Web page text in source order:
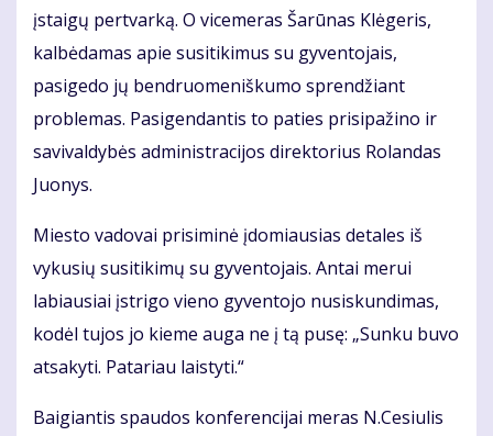
įstaigų pertvarką. O vicemeras Šarūnas Klėgeris,
kalbėdamas apie susitikimus su gyventojais,
pasigedo jų bendruomeniškumo sprendžiant
problemas. Pasigendantis to paties prisipažino ir
savivaldybės administracijos direktorius Rolandas
Juonys.
Miesto vadovai prisiminė įdomiausias detales iš
vykusių susitikimų su gyventojais. Antai merui
labiausiai įstrigo vieno gyventojo nusiskundimas,
kodėl tujos jo kieme auga ne į tą pusę: „Sunku buvo
atsakyti. Patariau laistyti.“
Baigiantis spaudos konferencijai meras N.Cesiulis